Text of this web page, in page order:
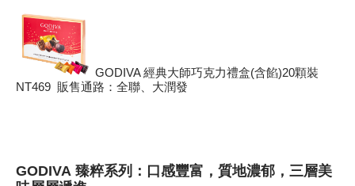
GODIVA 經典大師巧克力禮盒(含餡)20顆裝
NT469 販售通路：全聯、大潤發
GODIVA 臻粹系列：
口感豐富，質地濃郁，三層美